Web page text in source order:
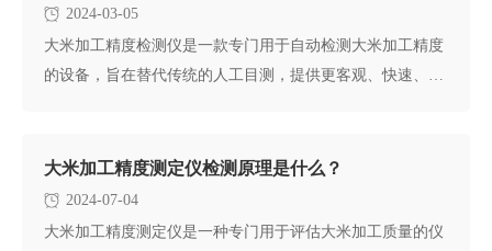
2024-03-05
大米加工精度检测仪是一款专门用于自动检测大米加工精度
的设备，旨在替代传统的人工目测，提供更客观、快速、准
大米加工精度测定仪检测原理是什么？
2024-07-04
大米加工精度测定仪是一种专门用于评估大米加工质量的仪